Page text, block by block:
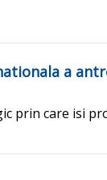
a
prin care isi